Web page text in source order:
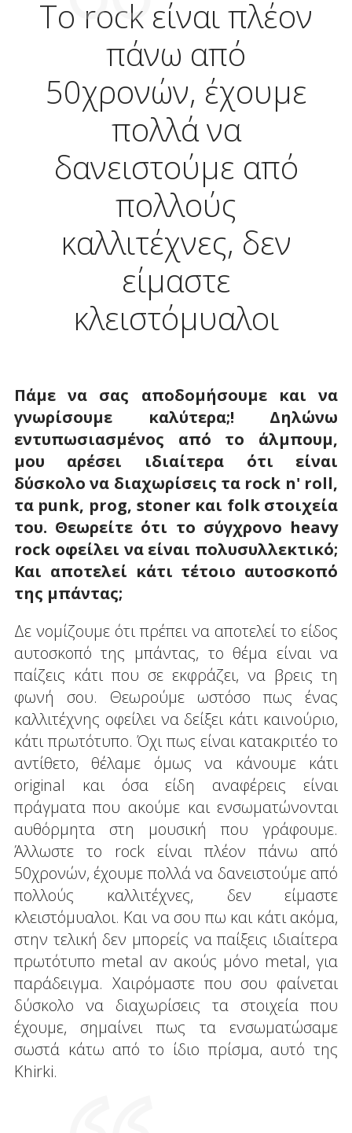
Το rock είναι πλέον
πάνω από
50χρονών, έχουμε
πολλά να
δανειστούμε από
πολλούς
καλλιτέχνες, δεν
είμαστε
κλειστόμυαλοι
Πάμε να σας αποδομήσουμε και να
γνωρίσουμε καλύτερα;! Δηλώνω
εντυπωσιασμένος από το άλμπουμ,
μου αρέσει ιδιαίτερα ότι είναι
δύσκολο να διαχωρίσεις τα rock n' roll,
τα punk, prog, stoner και folk στοιχεία
του. Θεωρείτε ότι το σύγχρονο heavy
rock οφείλει να είναι πολυσυλλεκτικό;
Και αποτελεί κάτι τέτοιο αυτοσκοπό
της μπάντας;
Δε νομίζουμε ότι πρέπει να αποτελεί το είδος
αυτοσκοπό της μπάντας, το θέμα είναι να
παίζεις κάτι που σε εκφράζει, να βρεις τη
φωνή σου. Θεωρούμε ωστόσο πως ένας
καλλιτέχνης οφείλει να δείξει κάτι καινούριο,
κάτι πρωτότυπο. Όχι πως είναι κατακριτέο το
αντίθετο, θέλαμε όμως να κάνουμε κάτι
original και όσα είδη αναφέρεις είναι
πράγματα που ακούμε και ενσωματώνονται
αυθόρμητα στη μουσική που γράφουμε.
Άλλωστε το rock είναι πλέον πάνω από
50χρονών, έχουμε πολλά να δανειστούμε από
πολλούς καλλιτέχνες, δεν είμαστε
κλειστόμυαλοι. Και να σου πω και κάτι ακόμα,
στην τελική δεν μπορείς να παίξεις ιδιαίτερα
πρωτότυπο metal αν ακούς μόνο metal, για
παράδειγμα. Χαιρόμαστε που σου φαίνεται
δύσκολο να διαχωρίσεις τα στοιχεία που
έχουμε, σημαίνει πως τα ενσωματώσαμε
σωστά κάτω από το ίδιο πρίσμα, αυτό της
Khirki.